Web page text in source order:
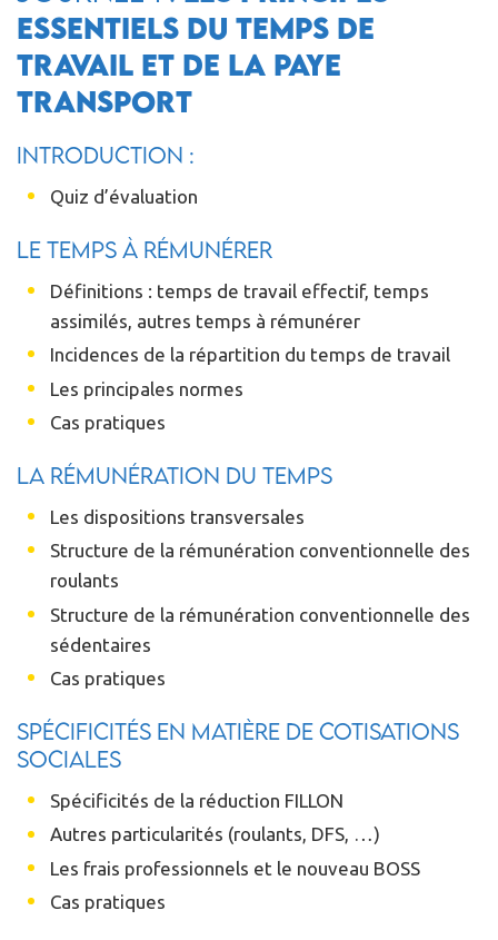
essentiels du temps de
travail et de la paye
transport
Introduction :
Quiz d’évaluation
Le temps à rémunérer
Définitions : temps de travail effectif, temps
assimilés, autres temps à rémunérer
Incidences de la répartition du temps de travail
Les principales normes
Cas pratiques
La rémunération du temps
Les dispositions transversales
Structure de la rémunération conventionnelle des
roulants
Structure de la rémunération conventionnelle des
sédentaires
Cas pratiques
Spécificités en matière de cotisations
sociales
Spécificités de la réduction FILLON
Autres particularités (roulants, DFS, …)
Les frais professionnels et le nouveau BOSS
Cas pratiques